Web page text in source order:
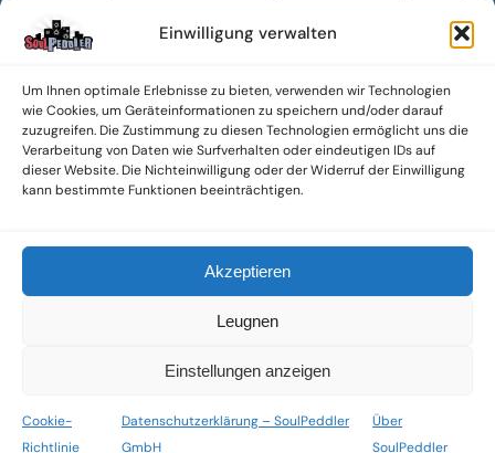
Einwilligung verwalten
Um Ihnen optimale Erlebnisse zu bieten, verwenden wir Technologien
wie Cookies, um Geräteinformationen zu speichern und/oder darauf
zuzugreifen. Die Zustimmung zu diesen Technologien ermöglicht uns die
Verarbeitung von Daten wie Surfverhalten oder eindeutigen IDs auf
dieser Website. Die Nichteinwilligung oder der Widerruf der Einwilligung
kann bestimmte Funktionen beeinträchtigen.
Akzeptieren
Leugnen
Einstellungen anzeigen
Cookie-
Richtlinie
Datenschutzerklärung – SoulPeddler
GmbH
Über
SoulPeddler
entwickelt aus dem SoulPeddler Vinyl-Presswerk und
unserer Online-Gig-Plattform.
Wir bieten eine breite Auswahl an sowohl hochgradig
sammelwürdigen als auch Mainstream-Titeln und -Formaten auf
Vinyl, CD und weiteren Medien.
Sowohl neue als auch gebrauchte, nach Zustand bewertete
Wir setzen uns leidenschaftlich für unabhängige Künstler und
Labels ein und bieten hochwertige, maßgeschneiderte Lösungen
aus über 30 Jahren Erfahrung in der Musikindustrie.
SoulPeddler Mailorder, Records & Vinyl Production – DUBOX –
Nettirock – Nice Guy Records – MOVA Museum of Vinyl Arts
© 2025 SoulPeddler GmbH®